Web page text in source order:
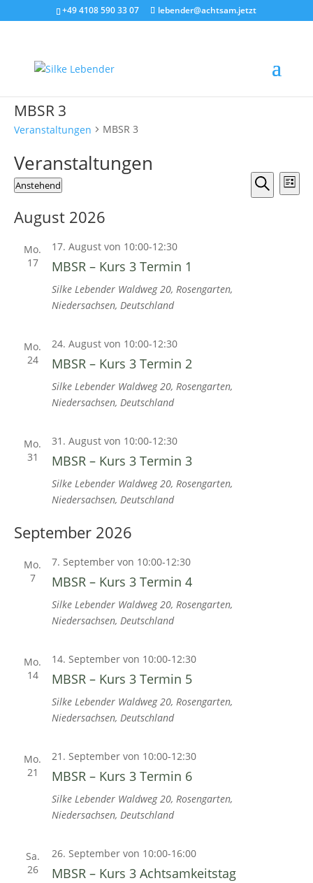
+49 4108 590 33 07 lebender@achtsam.jetzt
MBSR 3
Veranstaltungen MBSR 3
Veranstaltungen
Suche
Suche
Liste
Anstehend
wählen.
August 2026
Mo.
17
MBSR – Kurs 3 Termin 1
17. August von 10:00-12:30
Silke Lebender Waldweg 20, Rosengarten,
Niedersachsen, Deutschland
Mo.
24
MBSR – Kurs 3 Termin 2
24. August von 10:00-12:30
Silke Lebender Waldweg 20, Rosengarten,
Niedersachsen, Deutschland
Mo.
31
MBSR – Kurs 3 Termin 3
31. August von 10:00-12:30
Silke Lebender Waldweg 20, Rosengarten,
Niedersachsen, Deutschland
September 2026
Mo.
7
MBSR – Kurs 3 Termin 4
7. September von 10:00-12:30
Silke Lebender Waldweg 20, Rosengarten,
Niedersachsen, Deutschland
Mo.
14
MBSR – Kurs 3 Termin 5
14. September von 10:00-12:30
Silke Lebender Waldweg 20, Rosengarten,
Niedersachsen, Deutschland
Mo.
21
MBSR – Kurs 3 Termin 6
21. September von 10:00-12:30
Silke Lebender Waldweg 20, Rosengarten,
Niedersachsen, Deutschland
Sa.
26
MBSR – Kurs 3 Achtsamkeitstag
26. September von 10:00-16:00